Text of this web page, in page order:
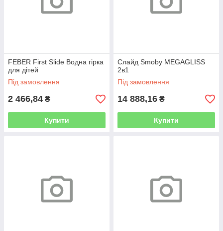
FEBER First Slide Водна гірка
для дітей
Під замовлення
2 466,84 ₴
Купити
Слайд Smoby MEGAGLISS
2в1
Під замовлення
14 888,16 ₴
Купити